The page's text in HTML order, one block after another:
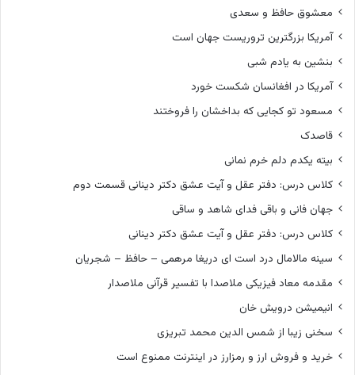
معشوق حافظ و سعدی
آمریکا بزرگترین تروریست جهان است
بنشین به یادم شبی
آمریکا در افغانسان شکست خورد
مسعود تو کجایی که بداخشان را فروختند
قاصدک
بیته یکدم دلم خرم نمانی
کلاس درس: دفتر عقل و آیت عشق دکتر دینانی قسمت دوم
جهان فانی و باقی فدای شاهد و ساقی
کلاس درس: دفتر عقل و آیت عشق دکتر دینانی
سینه مالامال درد است ای دریغا مرهمی – حافظ – شجریان
مقدمه معاد فیزیکی ملاصدا با تفسیر قرآنی ملاصدار
انیمیشن درویش خان
سخنی زیبا از شمس الدین محمد تبریزی
خرید و فروش ارز و رمزارز در اینترنت ممنوع است